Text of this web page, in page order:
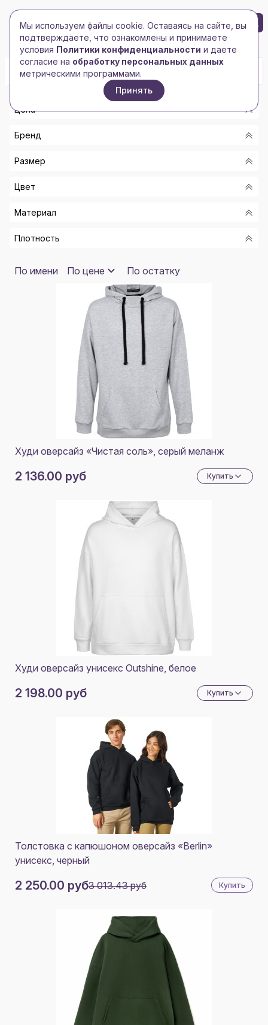
Toggle navigation
Toggle navigation
БРЕНД-ЛОГО 0
Главная/Толстовки/Оверсайз толстовки
Цена
От
До
Бренд
MOLTI
SOL'S
US BASIC
Размер
XS-S
M-L
XL-2XL
Цвет
БЕЛЫЙ МЕЛАНЖ
ЧЕРНЫЙ
ЗЕЛЕНЫЙ ОЛИВКОВЫЙ
Материал
80% ХЛОПОК, 20% ПОЛИЭСТЕР
6
Плотность
300 Г/М2
6
По имени По цене По остатку
Худи оверсайз «Чистая соль», серый меланж
2 136.00 руб Купить
Худи оверсайз унисекс Outshine, белое
2 198.00 руб Купить
Толстовка с капюшоном оверсайз «Berlin»
унисекс, черный
2 250.00 руб3 013.43 руб Купить
Мы используем файлы cookie. Оставаясь на сайте, вы
подтверждаете, что ознакомлены и принимаете
условия Политики конфиденциальности и даете
согласие на обработку персональных данных
метрическими программами.
Принять